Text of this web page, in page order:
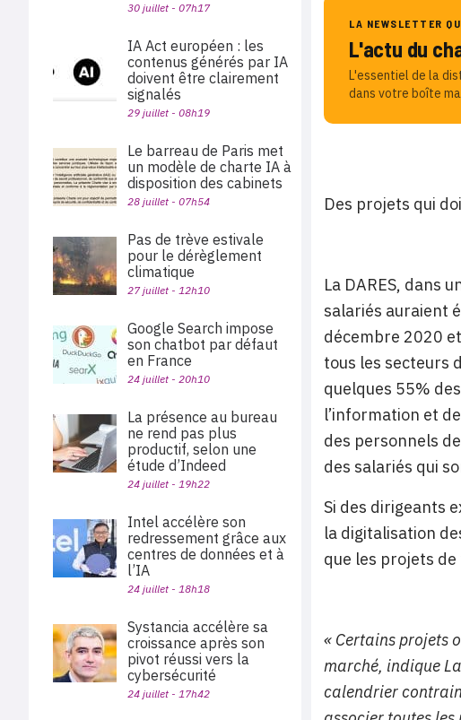
LA NEWSLETTER
L'actu du
L'essentiel de la
dans votre boîte
Des projets qui
La DARES, dans
salariés auraient
décembre 2020
tous les secteurs
quelques 55%
l’information et
des personnels
des salariés qui
Si des dirigeants
la digitalisation
que les projets
« Certains projets
marché, indique
calendrier
30 juillet - 07h17
IA Act européen : les
contenus générés par IA
doivent être clairement
signalés
29 juillet - 08h19
Le barreau de Paris met
un modèle de charte IA à
disposition des cabinets
28 juillet - 07h54
Pas de trève estivale
pour le dérèglement
climatique
27 juillet - 12h10
Google Search impose
son chatbot par défaut
en France
24 juillet - 20h10
La présence au bureau
ne rend pas plus
productif, selon une
étude d’Indeed
24 juillet - 19h22
Intel accélère son
redressement grâce aux
centres de données et à
l’IA
24 juillet - 18h18
Systancia accélère sa
croissance après son
pivot réussi vers la
cybersécurité
24 juillet - 17h42